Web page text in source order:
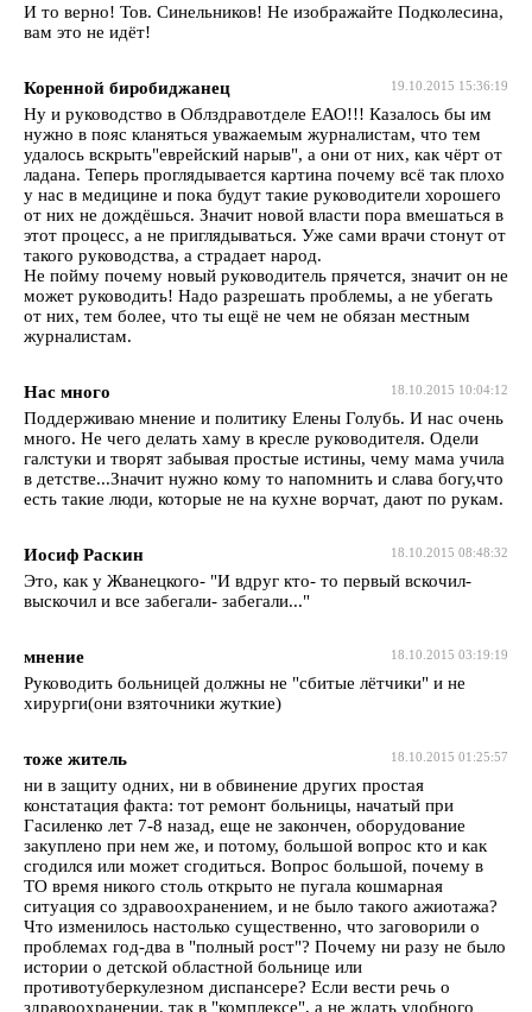
И то верно! Тов. Синельников! Не изображайте Подколесина,
вам это не идёт!
19.10.2015 15:36:19
Коренной биробиджанец
Ну и руководство в Облздравотделе ЕАО!!! Казалось бы им
нужно в пояс кланяться уважаемым журналистам, что тем
удалось вскрыть"еврейский нарыв", а они от них, как чёрт от
ладана. Теперь проглядывается картина почему всё так плохо
у нас в медицине и пока будут такие руководители хорошего
от них не дождёшься. Значит новой власти пора вмешаться в
этот процесс, а не приглядываться. Уже сами врачи стонут от
такого руководства, а страдает народ.
Не пойму почему новый руководитель прячется, значит он не
может руководить! Надо разрешать проблемы, а не убегать
от них, тем более, что ты ещё не чем не обязан местным
журналистам.
18.10.2015 10:04:12
Нас много
Поддерживаю мнение и политику Елены Голубь. И нас очень
много. Не чего делать хаму в кресле руководителя. Одели
галстуки и творят забывая простые истины, чему мама учила
в детстве...Значит нужно кому то напомнить и слава богу,что
есть такие люди, которые не на кухне ворчат, дают по рукам.
18.10.2015 08:48:32
Иосиф Раскин
Это, как у Жванецкого- "И вдруг кто- то первый вскочил-
выскочил и все забегали- забегали..."
18.10.2015 03:19:19
мнение
Руководить больницей должны не "сбитые лётчики" и не
хирурги(они взяточники жуткие)
18.10.2015 01:25:57
тоже житель
ни в защиту одних, ни в обвинение других простая
констатация факта: тот ремонт больницы, начатый при
Гасиленко лет 7-8 назад, еще не закончен, оборудование
закуплено при нем же, и потому, большой вопрос кто и как
сгодился или может сгодиться. Вопрос большой, почему в
ТО время никого столь открыто не пугала кошмарная
ситуация со здравоохранением, и не было такого ажиотажа?
Что изменилось настолько существенно, что заговорили о
проблемах год-два в "полный рост"? Почему ни разу не было
истории о детской областной больнице или
противотуберкулезном диспансере? Если вести речь о
здравоохранении, так в "комплексе", а не ждать удобного